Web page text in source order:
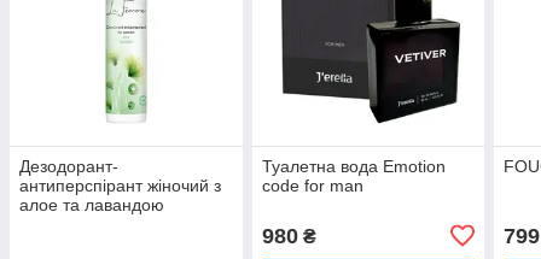
Дезодорант-
антиперспірант жіночий з
алое та лавандою
Туалетна вода Emotion
code for man
980₴ 799